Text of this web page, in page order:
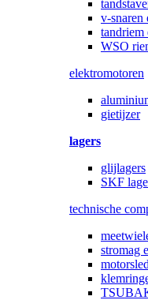
v-snaren
tandriem
WSO
elektromotoren
gietijzer
lagers
glijlagers
SKF
technische
stromag